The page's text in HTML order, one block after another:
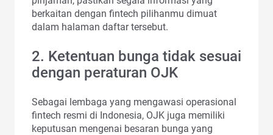
berkaitan dengan fintech pilihanmu dimuat
dalam halaman daftar tersebut.
2. Ketentuan bunga tidak sesuai
dengan peraturan OJK
Sebagai lembaga yang mengawasi operasional
fintech resmi di Indonesia, OJK juga memiliki
keputusan mengenai besaran bunga yang